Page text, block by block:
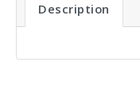
Description